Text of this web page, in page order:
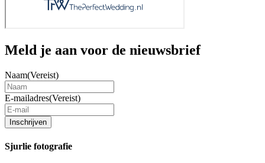
Meld je aan voor de nieuwsbrief
Naam(Vereist)
E-mailadres(Vereist)
Inschrijven
Sjurlie fotografie